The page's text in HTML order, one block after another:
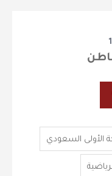
الأولى السعودي